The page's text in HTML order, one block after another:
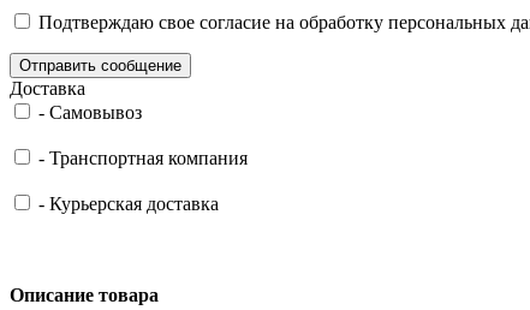
Подтверждаю свое согласие на обработку персональных
Отправить сообщение
Доставка
- Самовывоз
- Транспортная компания
- Курьерская доставка
Описание товара